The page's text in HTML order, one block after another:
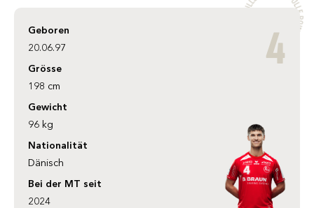
Geboren
20.06.97
Grösse
198 cm
Gewicht
96 kg
Nationalität
Dänisch
Bei der MT seit
2024
4